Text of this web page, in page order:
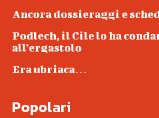
Ancora dossieraggi e
Podlech, il Cile lo ha
all’ergastolo
Era ubriaca…
Popolari